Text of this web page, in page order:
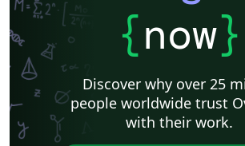
{now}
Discover why over 25
people worldwide trust
with their work.